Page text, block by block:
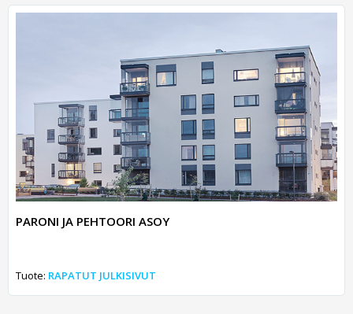
PARONI JA PEHTOORI ASOY
Tuote: RAPATUT JULKISIVUT